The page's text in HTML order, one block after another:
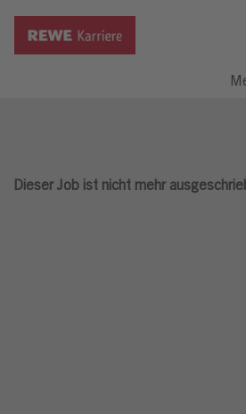
Dieser Job ist nicht mehr